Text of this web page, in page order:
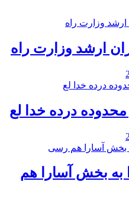
ارشد وزارت راه
درده خدا لع
به بخش آسارا هم